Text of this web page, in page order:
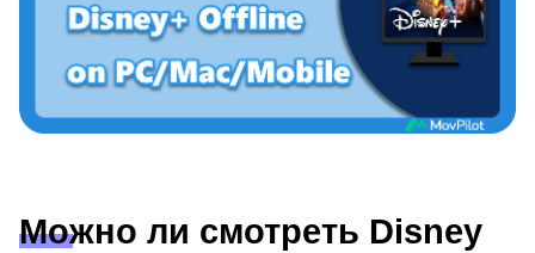
Можно ли смотреть Disney